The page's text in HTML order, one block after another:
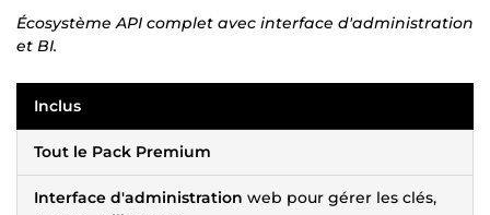
Écosystème API complet avec interface d'administration
et BI.
Inclus
Tout le Pack Premium
Interface d'administration web pour gérer les clés,